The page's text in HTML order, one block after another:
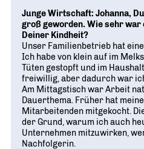
Junge Wirtschaft: Johanna,
groß geworden. Wie sehr war
Deiner Kindheit?
Unser Familienbetrieb hat
Ich habe von klein auf im
Tüten gestopft und im
freiwillig, aber dadurch war
Am Mittagstisch war Arbeit
Dauerthema. Früher hat
Mitarbeitenden mitgekocht.
der Grund, warum ich auch
Unternehmen mitzuwirken,
Nachfolgerin.